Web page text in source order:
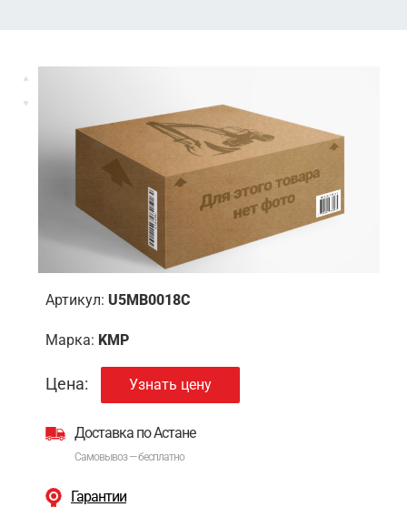
Артикул: U5MB0018C
Марка: KMP
Цена: Узнать цену
Доставка по Астане
Самовывоз — бесплатно
Гарантии